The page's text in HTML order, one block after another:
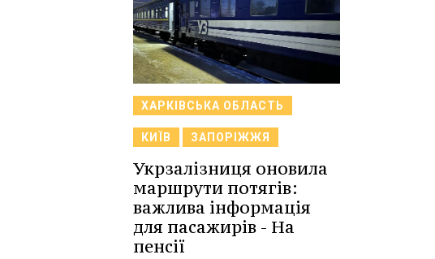
ХАРКІВСЬКА ОБЛАСТЬ
КИЇВ ЗАПОРІЖЖЯ
Укрзалізниця оновила
маршрути потягів:
важлива інформація
для пасажирів - На
пенсії